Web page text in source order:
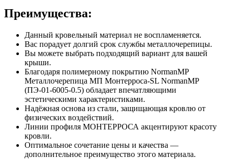
Преимущества:
Данный кровельный материал не воспламеняется.
Вас порадует долгий срок службы металлочерепицы.
Вы можете выбрать подходящий вариант для вашей
крыши.
Благодаря полимерному покрытию NormanMP
Металлочерепица МП Монтерроса-SL NormanMP
(ПЭ-01-6005-0.5) обладает впечатляющими
эстетическими характеристиками.
Надёжная основа из стали, защищающая кровлю от
физических воздействий.
Линии профиля МОНТЕРРОСА акцентируют красоту
кровли.
Оптимальное сочетание цены и качества —
дополнительное преимущество этого материала.